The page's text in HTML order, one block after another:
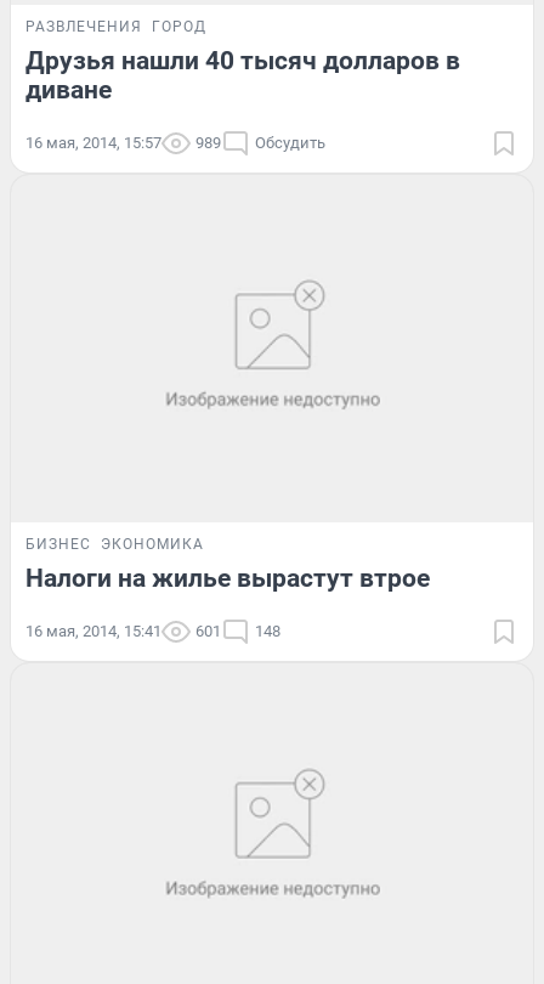
РАЗВЛЕЧЕНИЯ ГОРОД
Друзья нашли 40 тысяч долларов в
диване
16 мая, 2014, 15:57 989 Обсудить
БИЗНЕС ЭКОНОМИКА
Налоги на жилье вырастут втрое
16 мая, 2014, 15:41 601 148